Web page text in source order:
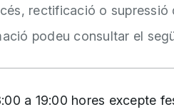
rectificació o
podeu consultar el
a 19:00 hores excepte